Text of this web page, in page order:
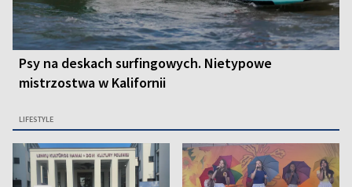
Psy na deskach surfingowych. Nietypowe
mistrzostwa w Kalifornii
LIFESTYLE